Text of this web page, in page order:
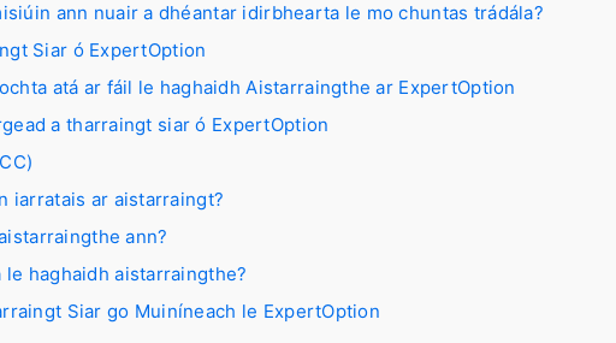
ann nuair a dhéantar idirbhearta le mo chuntas trádála?
Siar ó ExpertOption
atá ar fáil le haghaidh Aistarraingthe ar ExpertOption
a tharraingt siar ó ExpertOption
iarratais ar aistarraingt?
ann?
le haghaidh aistarraingthe?
Siar go Muiníneach le ExpertOption